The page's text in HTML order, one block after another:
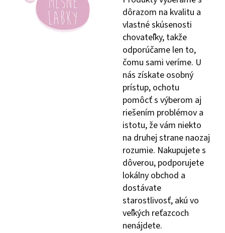
dôrazom na kvalitu a
vlastné skúsenosti
chovateľky, takže
odporúčame len to,
čomu sami veríme. U
nás získate osobný
prístup, ochotu
pomôcť s výberom aj
riešením problémov a
istotu, že vám niekto
na druhej strane naozaj
rozumie. Nakupujete s
dôverou, podporujete
lokálny obchod a
dostávate
starostlivosť, akú vo
veľkých reťazcoch
nenájdete.